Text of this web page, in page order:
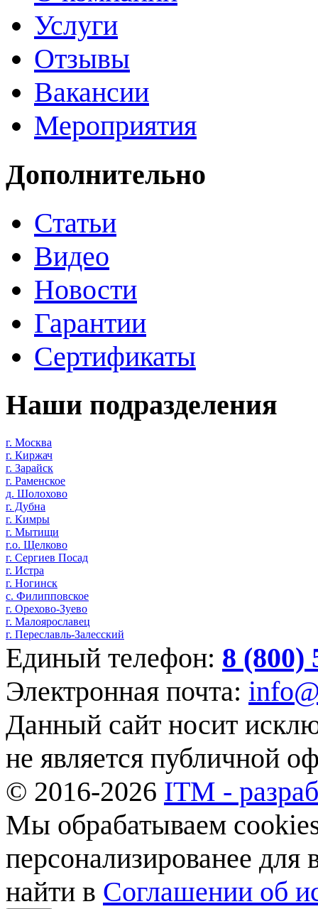
Услуги
Отзывы
Вакансии
Мероприятия
Дополнительно
Статьи
Видео
Новости
Гарантии
Сертификаты
Наши подразделения
г. Москва
г. Киржач
г. Зарайск
г. Раменское
д. Шолохово
г. Дубна
г. Кимры
г. Мытищи
г.о. Щелково
г. Сергиев Посад
г. Истра
г. Ногинск
с. Филипповское
г. Орехово-Зуево
г. Малоярославец
г. Переславль-Залесский
Единый телефон: 8 (800)
Электронная почта:
Данный сайт носит
не является публичной
© 2016-2026 ITM -
Мы обрабатываем
персонализированее
найти в Соглашении об